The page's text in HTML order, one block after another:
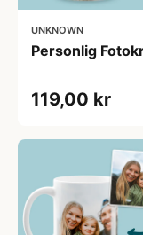
UNKNOWN
Personlig
119,00 kr